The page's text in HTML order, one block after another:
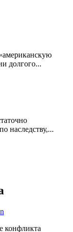
долгого...
наследству,...